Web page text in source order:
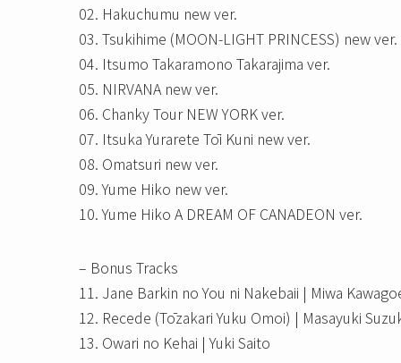
02. Hakuchumu new ver.
03. Tsukihime (MOON-LIGHT PRINCESS) new ver.
04. Itsumo Takaramono Takarajima ver.
05. NIRVANA new ver.
06. Chanky Tour NEW YORK ver.
07. Itsuka Yurarete Tōi Kuni new ver.
08. Omatsuri new ver.
09. Yume Hiko new ver.
10. Yume Hiko A DREAM OF CANADEON ver.
– Bonus Tracks
11. Jane Barkin no You ni Nakebaii | Miwa
12. Recede (Tōzakari Yuku Omoi) | Masayuki
13. Owari no Kehai | Yuki Saito